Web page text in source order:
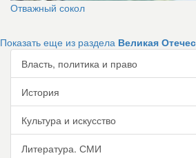
Отважный сокол
Показать еще из раздела Великая
Власть, политика и право
История
Культура и искусство
Литература. СМИ